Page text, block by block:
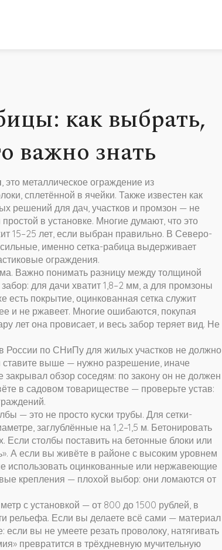
как выбрать,
важно знать
, это металлическое ограждение из
сплетённой в ячейки. Также известен как
решений для дач, участков и промзон — не
в установке. Многие думают, что это
15–25 лет, если выбран правильно. В Северо-
именно сетка-рабица выдерживает
ограждения.
Важно понимать разницу между толщиной
: для дачи хватит 1,8–2 мм, а для промзоны
есть покрытие, оцинкованная сетка служит
и не ржавеет. Многие ошибаются, покупая
лет она провисает, и весь забор теряет вид. Не
в России по СНиПу для жилых участков не должно
ставите выше — нужно разрешение, иначе
обзор соседям: по закону он не должен
в садовом товариществе — проверьте устав:
— это не просто куски трубы. Для сетки-
заглублённые на 1,2–1,5 м. Бетонировать
Если столбы поставить на бетонные блоки или
А если вы живёте в районе с высоким уровнем
использовать оцинкованные или нержавеющие
крепления — плохой выбор: они ломаются от
с установкой — от 800 до 1500 рублей, в
рельефа. Если вы делаете всё сами — материал
вы не умеете резать проволоку, натягивать
превратится в трёхдневную мучительную